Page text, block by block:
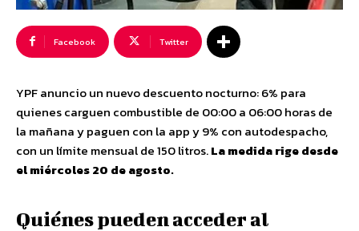
Facebook Twitter
YPF anuncio un nuevo descuento nocturno: 6% para
quienes carguen combustible de 00:00 a 06:00 horas de
la mañana y paguen con la app y 9% con autodespacho,
con un límite mensual de 150 litros.La medida rige desde
el miércoles 20 de agosto.
Quiénes pueden acceder al